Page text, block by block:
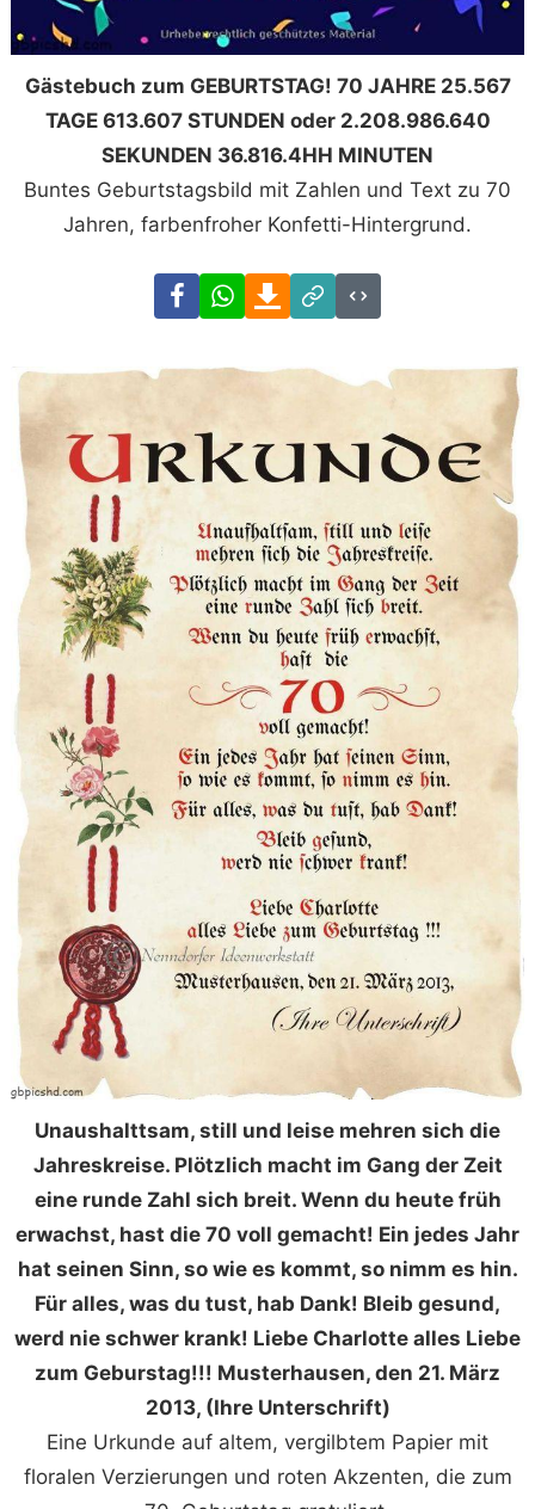
Gästebuch zum GEBURTSTAG! 70 JAHRE 25.567
TAGE 613.607 STUNDEN oder 2.208.986.640
SEKUNDEN 36.816.4HH MINUTEN
Buntes Geburtstagsbild mit Zahlen und Text zu 70
Jahren, farbenfroher Konfetti-Hintergrund.
FacebookWhatsAppDownload
Link
Code
Unaushalttsam, still und leise mehren sich die
Jahreskreise. Plötzlich macht im Gang der Zeit
eine runde Zahl sich breit. Wenn du heute früh
erwachst, hast die 70 voll gemacht! Ein jedes Jahr
hat seinen Sinn, so wie es kommt, so nimm es hin.
Für alles, was du tust, hab Dank! Bleib gesund,
werd nie schwer krank! Liebe Charlotte alles Liebe
zum Geburstag!!! Musterhausen, den 21. März
2013, (Ihre Unterschrift)
Eine Urkunde auf altem, vergilbtem Papier mit
floralen Verzierungen und roten Akzenten, die zum